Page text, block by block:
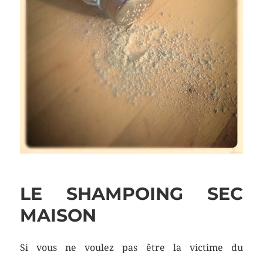
LE SHAMPOING SEC
MAISON
Si vous ne voulez pas être la victime du